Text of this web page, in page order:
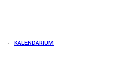
KALENDARIUM